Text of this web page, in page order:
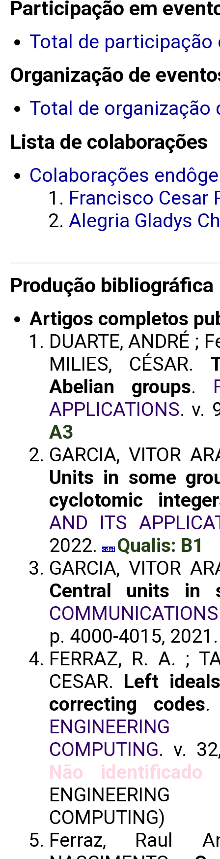
Participação em
Total de participação
Organização de
Total de organização
Lista de colaborações
Colaborações
Francisco Cesar
Alegria Gladys
Produção bibliográfica
Artigos completos
DUARTE, ANDRÉ ;
MILIES, CÉSAR.
Abelian groups.
APPLICATIONS. v.
A3
GARCIA, VITOR
Units in some
cyclotomic
AND ITS
2022.
Qualis: B1
GARCIA, VITOR
Central units in
p. 4000-4015,
FERRAZ, R. A. ;
CESAR. Left
correcting codes
ENGINEERING
COMPUTING. v.
Não identificado
ENGINEERING
COMPUTING)
Ferraz, Raul